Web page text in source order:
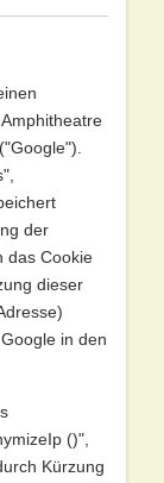
der
das Cookie
dieser
in den
()",
Kürzung